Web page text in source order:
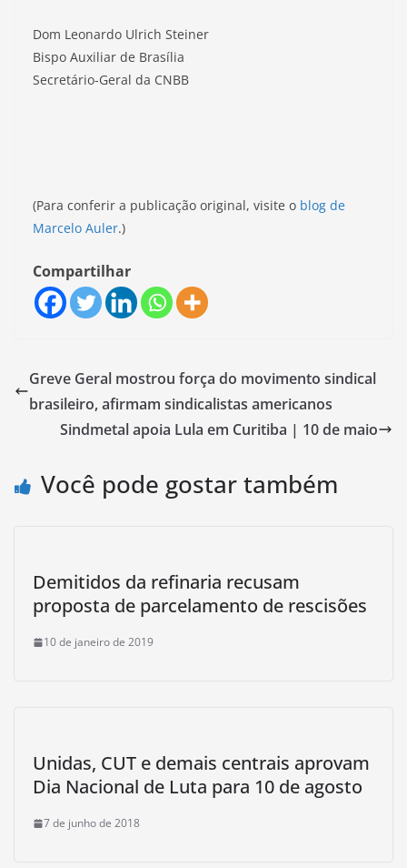
Dom Leonardo Ulrich Steiner
Bispo Auxiliar de Brasília
Secretário-Geral da CNBB
(Para conferir a publicação original, visite o blog de
Marcelo Auler.)
Compartilhar
Greve Geral mostrou força do movimento sindical
brasileiro, afirmam sindicalistas americanos
Sindmetal apoia Lula em Curitiba | 10 de maio
Você pode gostar também
Demitidos da refinaria recusam
proposta de parcelamento de rescisões
10 de janeiro de 2019
Unidas, CUT e demais centrais aprovam
Dia Nacional de Luta para 10 de agosto
7 de junho de 2018